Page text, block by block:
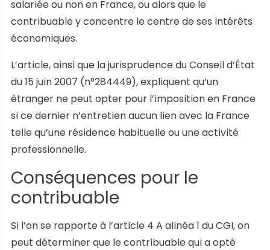
salariée ou non en France, ou alors que le
contribuable y concentre le centre de ses intérêts
économiques.
L’article, ainsi que la jurisprudence du Conseil d’État
du 15 juin 2007 (n°284449), expliquent qu’un
étranger ne peut opter pour l’imposition en France
si ce dernier n’entretien aucun lien avec la France
telle qu’une résidence habituelle ou une activité
professionnelle.
Conséquences pour le
contribuable
Si l’on se rapporte à l’article 4 A alinéa 1 du CGI, on
peut déterminer que le contribuable qui a opté